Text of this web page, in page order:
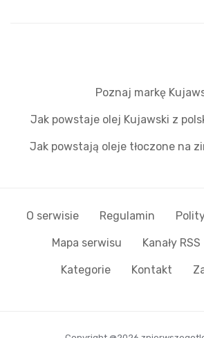
Poznaj markę
Jak powstaje olej Kujawski z
Jak powstają oleje tłoczone na
O serwisie Regulamin
Mapa serwisu Kanały RSS
Kategorie Kontakt